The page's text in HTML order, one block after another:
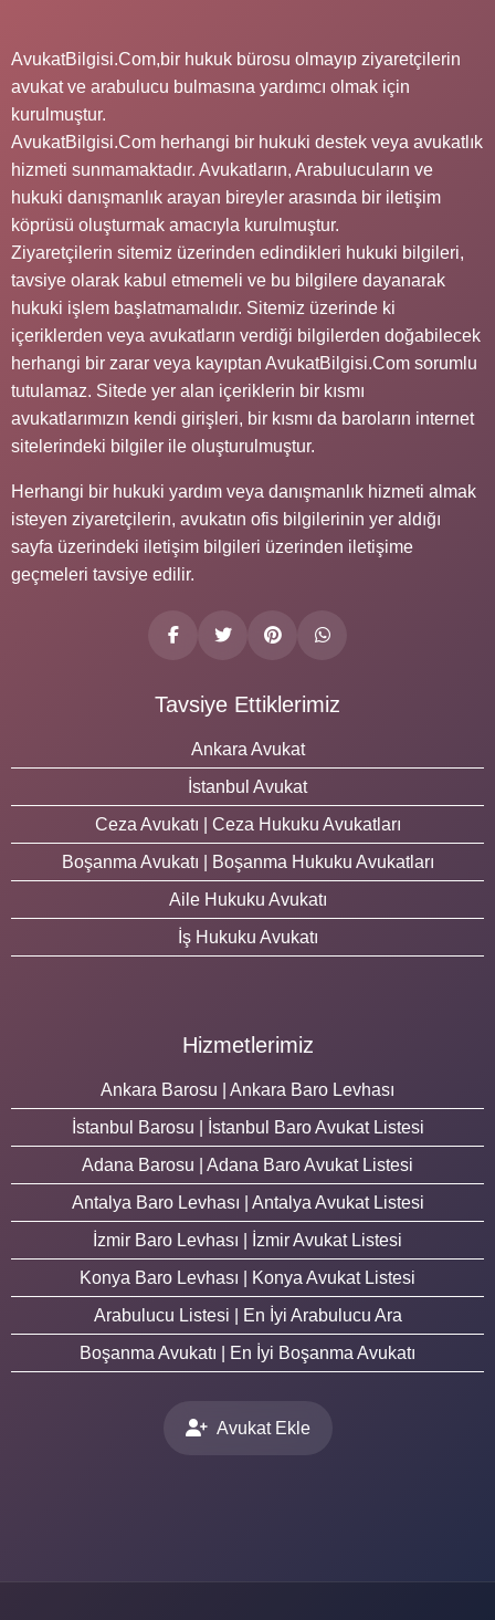
AvukatBilgisi.Com,bir hukuk bürosu olmayıp ziyaretçilerin
avukat ve arabulucu bulmasına yardımcı olmak için
kurulmuştur.
AvukatBilgisi.Com herhangi bir hukuki destek veya avukatlık
hizmeti sunmamaktadır. Avukatların, Arabulucuların ve
hukuki danışmanlık arayan bireyler arasında bir iletişim
köprüsü oluşturmak amacıyla kurulmuştur.
Ziyaretçilerin sitemiz üzerinden edindikleri hukuki bilgileri,
tavsiye olarak kabul etmemeli ve bu bilgilere dayanarak
hukuki işlem başlatmamalıdır. Sitemiz üzerinde ki
içeriklerden veya avukatların verdiği bilgilerden doğabilecek
herhangi bir zarar veya kayıptan AvukatBilgisi.Com sorumlu
tutulamaz. Sitede yer alan içeriklerin bir kısmı
avukatlarımızın kendi girişleri, bir kısmı da baroların internet
sitelerindeki bilgiler ile oluşturulmuştur.
Herhangi bir hukuki yardım veya danışmanlık hizmeti almak
isteyen ziyaretçilerin, avukatın ofis bilgilerinin yer aldığı
sayfa üzerindeki iletişim bilgileri üzerinden iletişime
geçmeleri tavsiye edilir.
Tavsiye Ettiklerimiz
Ankara Avukat
İstanbul Avukat
Ceza Avukatı | Ceza Hukuku Avukatları
Boşanma Avukatı | Boşanma Hukuku Avukatları
Aile Hukuku Avukatı
İş Hukuku Avukatı
Hizmetlerimiz
Ankara Barosu | Ankara Baro Levhası
İstanbul Barosu | İstanbul Baro Avukat Listesi
Adana Barosu | Adana Baro Avukat Listesi
Antalya Baro Levhası | Antalya Avukat Listesi
İzmir Baro Levhası | İzmir Avukat Listesi
Konya Baro Levhası | Konya Avukat Listesi
Arabulucu Listesi | En İyi Arabulucu Ara
Boşanma Avukatı | En İyi Boşanma Avukatı
Avukat Ekle